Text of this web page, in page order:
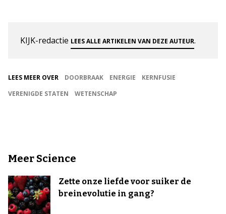
KIJK-redactie LEES ALLE ARTIKELEN VAN DEZE AUTEUR.
LEES MEER OVER DOORBRAAK ENERGIE
KERNFUSIE
VERENIGDE STATEN
WETENSCHAP
Meer Science
Zette onze liefde voor suiker de
breinevolutie in gang?